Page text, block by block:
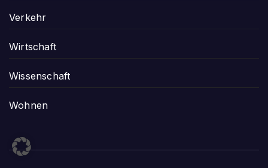
Verkehr
Wirtschaft
Wissenschaft
Wohnen